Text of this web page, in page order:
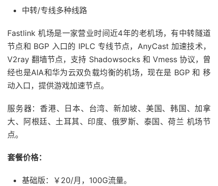
中转/专线多种线路
Fastlink 机场是一家营业时间近4年的老机场，有中转隧道
节点和 BGP 入口的 IPLC 专线节点，AnyCast 加速技术，
V2ray 翻墙节点，支持 Shadowsocks 和 Vmess 协议，曾
经也是AIA和华为云双负载均衡的机场，现在是 BGP 和 移
动入口，提供游戏加速节点。
服务器：香港、日本、台湾、新加坡、美国、韩国、加拿
大、阿根廷、土耳其、印度、俄罗斯、泰国、荷兰 机场节
点。
套餐价格：
基础版：￥20/月，100G流量。